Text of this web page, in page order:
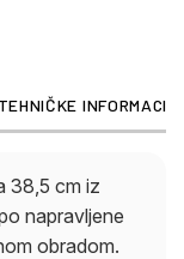
TEHNIČKE
38,5 cm iz
napravljene
obradom.